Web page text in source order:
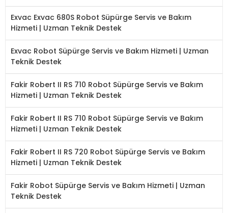
Exvac Exvac 680S Robot Süpürge Servis ve Bakım
Hizmeti | Uzman Teknik Destek
Exvac Robot Süpürge Servis ve Bakım Hizmeti | Uzman
Teknik Destek
Fakir Robert II RS 710 Robot Süpürge Servis ve Bakım
Hizmeti | Uzman Teknik Destek
Fakir Robert II RS 710 Robot Süpürge Servis ve Bakım
Hizmeti | Uzman Teknik Destek
Fakir Robert II RS 720 Robot Süpürge Servis ve Bakım
Hizmeti | Uzman Teknik Destek
Fakir Robot Süpürge Servis ve Bakım Hizmeti | Uzman
Teknik Destek